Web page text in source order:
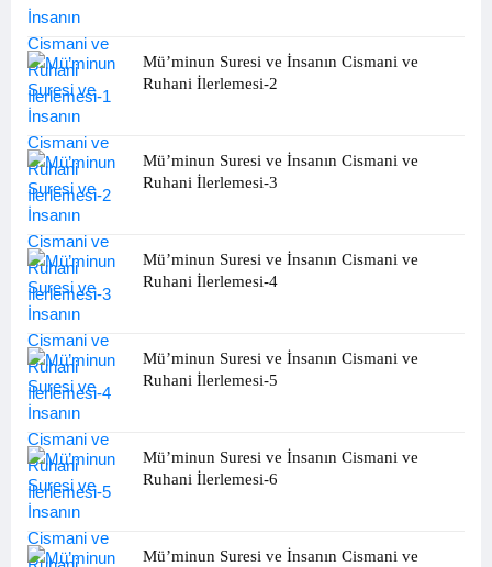
Mü’minun Suresi ve İnsanın Cismani ve
Ruhani İlerlemesi-2
Mü’minun Suresi ve İnsanın Cismani ve
Ruhani İlerlemesi-3
Mü’minun Suresi ve İnsanın Cismani ve
Ruhani İlerlemesi-4
Mü’minun Suresi ve İnsanın Cismani ve
Ruhani İlerlemesi-5
Mü’minun Suresi ve İnsanın Cismani ve
Ruhani İlerlemesi-6
Mü’minun Suresi ve İnsanın Cismani ve